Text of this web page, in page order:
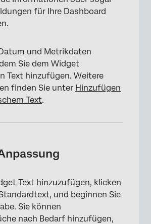
für Ihre Dashboard
und Metrikdaten
Sie dem Widget
Text hinzufügen. Weitere
finden Sie unter Hinzufügen
Text.
Text hinzuzufügen, klicken
und beginnen Sie
Sie können
nach Bedarf hinzufügen,